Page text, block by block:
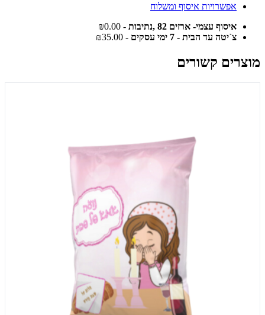
אפשרויות איסוף ומשלוח
איסוף עצמי- ארזים 82 ,נתיבות
- ₪0.00
צ`יטה עד הבית - 7 ימי עסקים
- ₪35.00
מוצרים קשורים